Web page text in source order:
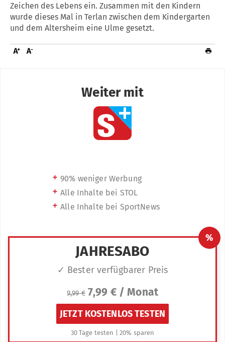
Zeichen des Lebens ein. Zusammen mit den Kindern
wurde dieses Mal in Terlan zwischen dem Kindergarten
und dem Altersheim eine Ulme gesetzt.